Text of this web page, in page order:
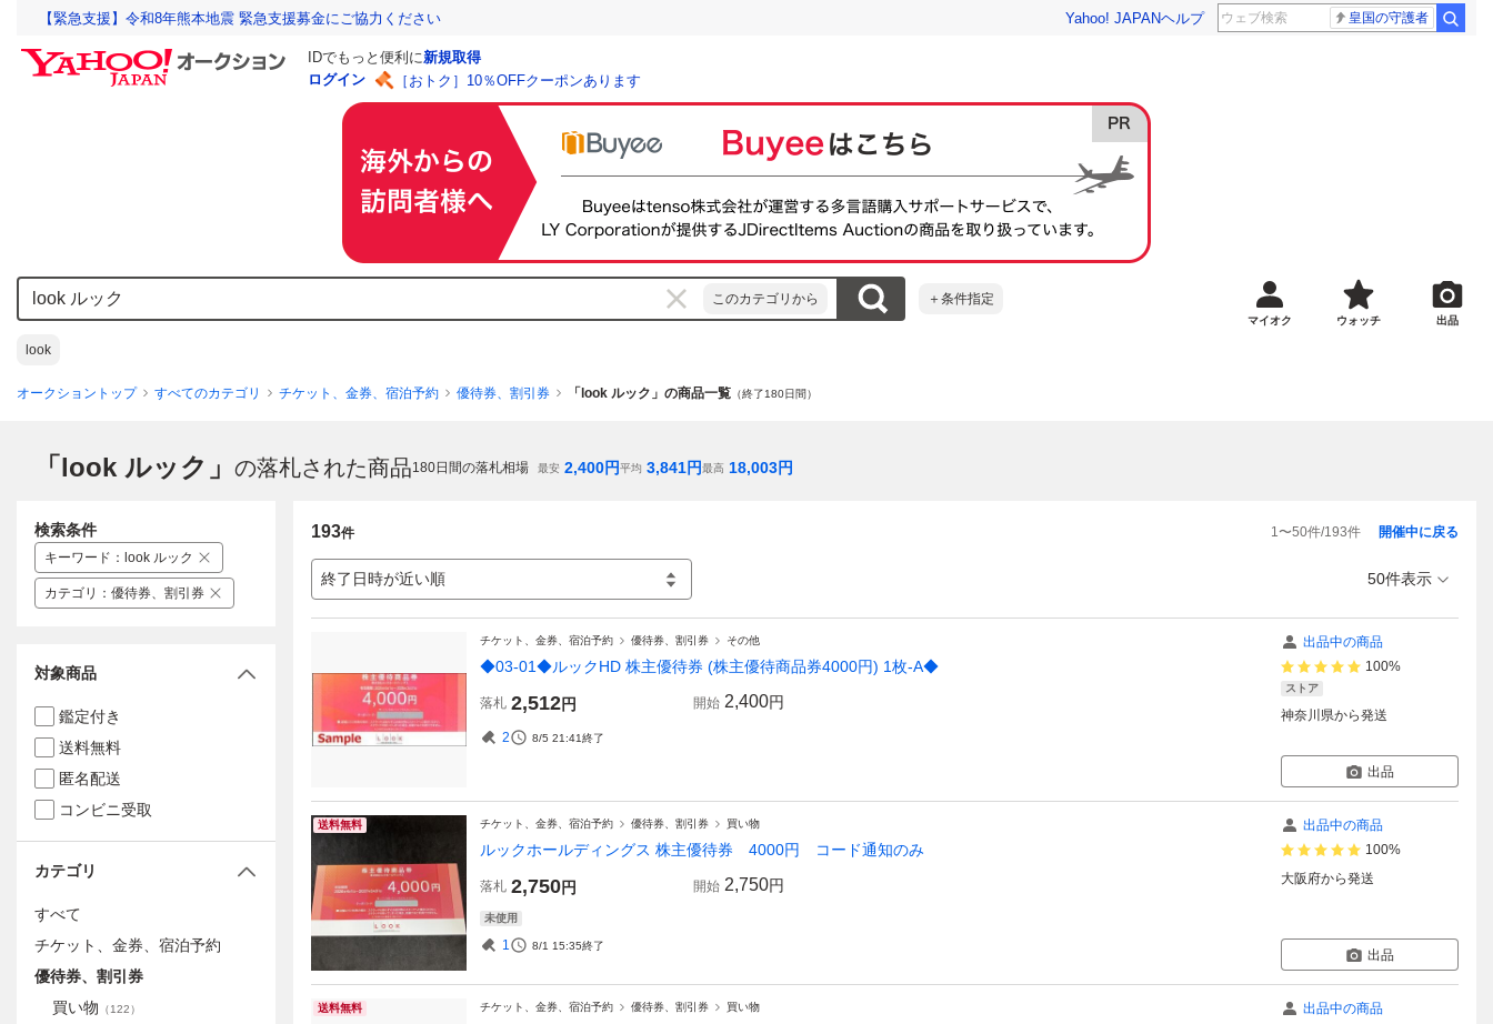
【緊急支援】令和8年熊本地震 緊急支援募金にご協力ください Yahoo! JAPANヘルプ 皇国の守護者
IDでもっと便利に新規取得
ログイン
［おトク］10％OFFクーポンあります
このカテゴリから ＋条件指定
look
マイオク ウォッチ 出品
オークショントップ すべてのカテゴリ チケット、金券、宿泊予約 優待券、割引券 「look ルック」の商品一覧 （終了180日間）
「look ルック」 の落札された商品180日間の落札相場 最安 2,400円平均 3,841円最高 18,003円
193件 1〜50件/193件
終了日時が近い順
開催中に戻る
50件表示
チケット、金券、宿泊予約 優待券、割引券 その他
◆03-01◆ルックHD 株主優待券 (株主優待商品券4000円) 1枚-A◆
落札 2,512円 開始 2,400円
2 8/5 21:41終了
出品中の商品
100%
ストア
神奈川県から発送
出品
送料無料 チケット、金券、宿泊予約 優待券、割引券 買い物
ルックホールディングス 株主優待券 4000円 コード通知のみ
落札 2,750円 開始 2,750円
未使用
1 8/1 15:35終了
出品中の商品
100%
大阪府から発送
出品
送料無料 チケット、金券、宿泊予約 優待券、割引券 買い物
出品中の商品
検索条件
キーワード ： look ルック
カテゴリ ： 優待券、割引券
対象商品
鑑定付き
送料無料
匿名配送
コンビニ受取
カテゴリ
すべて
チケット、金券、宿泊予約
優待券、割引券
買い物 （122）